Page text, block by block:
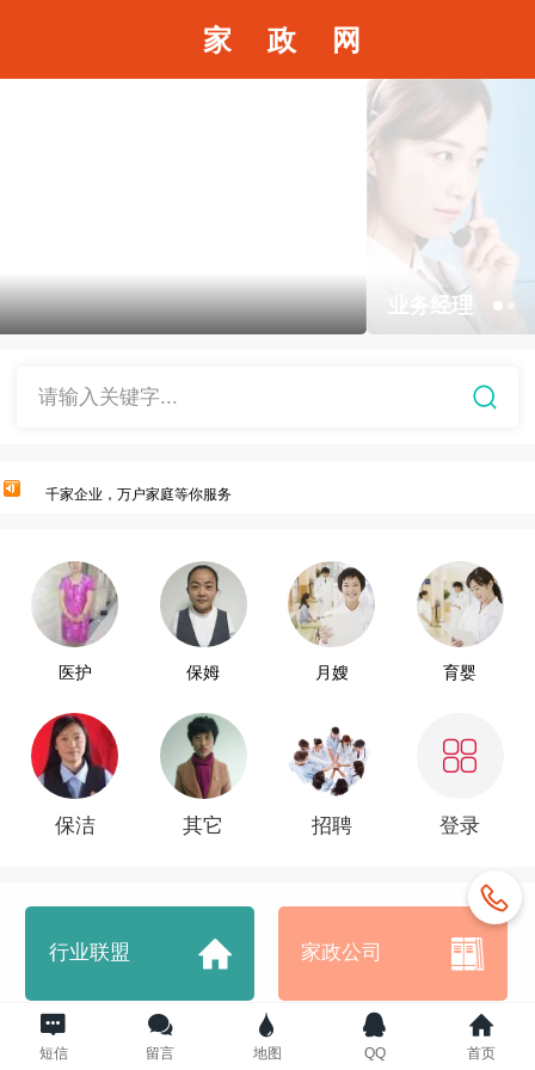
家 政 网
业务经理
请输入关键字...
千家企业，万户家庭等你服务
招聘家政业务人员活动现在进行时
医护 保姆 月嫂 育婴
保洁 其它 招聘 登录
行业联盟 家政公司
短信 留言 地图 QQ 首页